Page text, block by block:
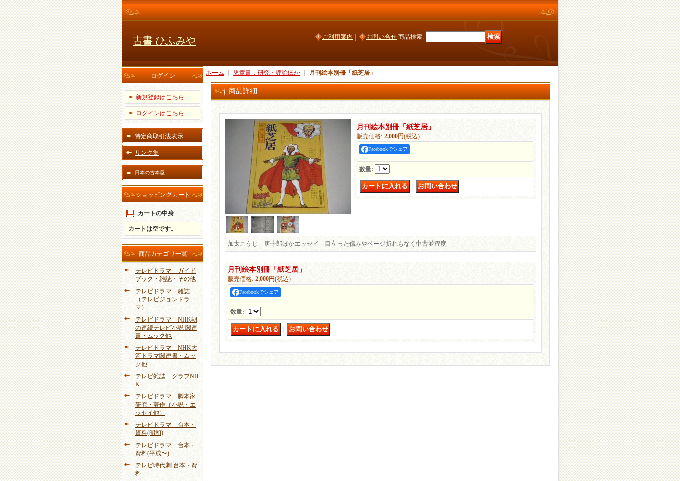
古書 ひふみや ご利用案内 お問い合せ 商品検索:
ログイン
新規登録はこちら
ログインはこちら
特定商取引法表示
リンク集
日本の古本屋
ショッピングカート
カートの中身
カートは空です。
商品カテゴリ一覧
テレビドラマ ガイド
ブック・雑誌・その他
テレビドラマ 雑誌
（テレビジョンドラ
マ）
テレビドラマ NHK朝
の連続テレビ小説 関連
書・ムック他
テレビドラマ NHK大
河ドラマ関連書・ムッ
ク他
テレビ雑誌 グラフNH
K
テレビドラマ 脚本家
研究・著作（小説・エ
ッセイ他）
テレビドラマ 台本・
資料(昭和)
テレビドラマ 台本・
資料(平成〜)
テレビ時代劇 台本・資
料
ホーム 児童書：研究・評論ほか 月刊絵本別冊「紙芝居」
商品詳細
月刊絵本別冊「紙芝居」
販売価格: 2,000円(税込)
Facebookでシェア
数量:
加太こうじ 唐十郎ほかエッセイ 目立った傷みやページ折れもなく中古並程度
月刊絵本別冊「紙芝居」
販売価格: 2,000円(税込)
Facebookでシェア
数量: